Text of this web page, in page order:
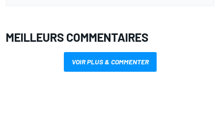
MEILLEURS COMMENTAIRES
VOIR PLUS & COMMENTER